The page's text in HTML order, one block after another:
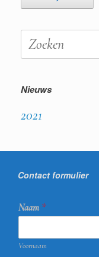
Zoeken
naar:
Nieuws
2021
Contact formulier
Naam *
Voornaam